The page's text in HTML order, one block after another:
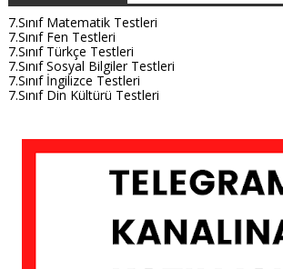
7.Sınıf Matematik Testleri
7.Sınıf Fen Testleri
7.Sınıf Türkçe Testleri
7.Sınıf Sosyal Bilgiler Testleri
7.Sınıf İngilizce Testleri
7.Sınıf Din Kültürü Testleri